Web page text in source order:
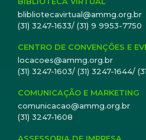
blibliotecavirtual@ammg.org.br
(31) 3247-1633/ (31) 9 9953-7750
CENTRO DE CONVENÇÕES E
locacoes@ammg.org.br
(31) 3247-1603/ (31) 3247-1644/
COMUNICAÇÃO E MARKETING
comunicacao@ammg.org.br
(31) 3247-1608
ASSESSORIA DE IMPRESA